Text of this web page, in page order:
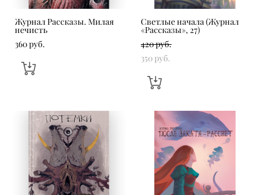
Журнал Рассказы. Милая
нечисть
360 pуб.
Светлые начала (Журнал
«Рассказы», 27)
420 pуб.
350 pуб.